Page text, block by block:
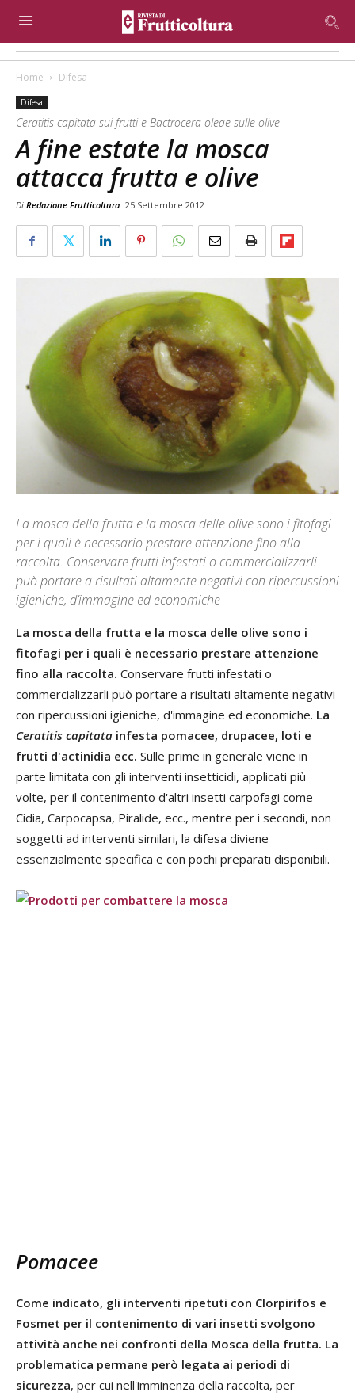
Home Difesa
Difesa
Ceratitis capitata sui frutti e Bactrocera oleae sulle olive
A fine estate la mosca
attacca frutta e olive
Di Redazione Frutticoltura 25 Settembre 2012
La mosca della frutta e la mosca delle olive sono i fitofagi
per i quali è necessario prestare attenzione fino alla
raccolta. Conservare frutti infestati o commercializzarli
può portare a risultati altamente negativi con ripercussioni
igieniche, d’immagine ed economiche
La mosca della frutta e la mosca delle olive sono i
fitofagi per i quali è necessario prestare attenzione
fino alla raccolta. Conservare frutti infestati o
commercializzarli può portare a risultati altamente negativi
con ripercussioni igieniche, d'immagine ed economiche. La
Ceratitis capitata infesta pomacee, drupacee, loti e
frutti d'actinidia ecc. Sulle prime in generale viene in
parte limitata con gli interventi insetticidi, applicati più
volte, per il contenimento d'altri insetti carpofagi come
Cidia, Carpocapsa, Piralide, ecc., mentre per i secondi, non
soggetti ad interventi similari, la difesa diviene
essenzialmente specifica e con pochi preparati disponibili.
Pomacee
Come indicato, gli interventi ripetuti con Clorpirifos e
Fosmet per il contenimento di vari insetti svolgono
attività anche nei confronti della Mosca della frutta. La
problematica permane però legata ai periodi di
sicurezza, per cui nell'imminenza della raccolta, per